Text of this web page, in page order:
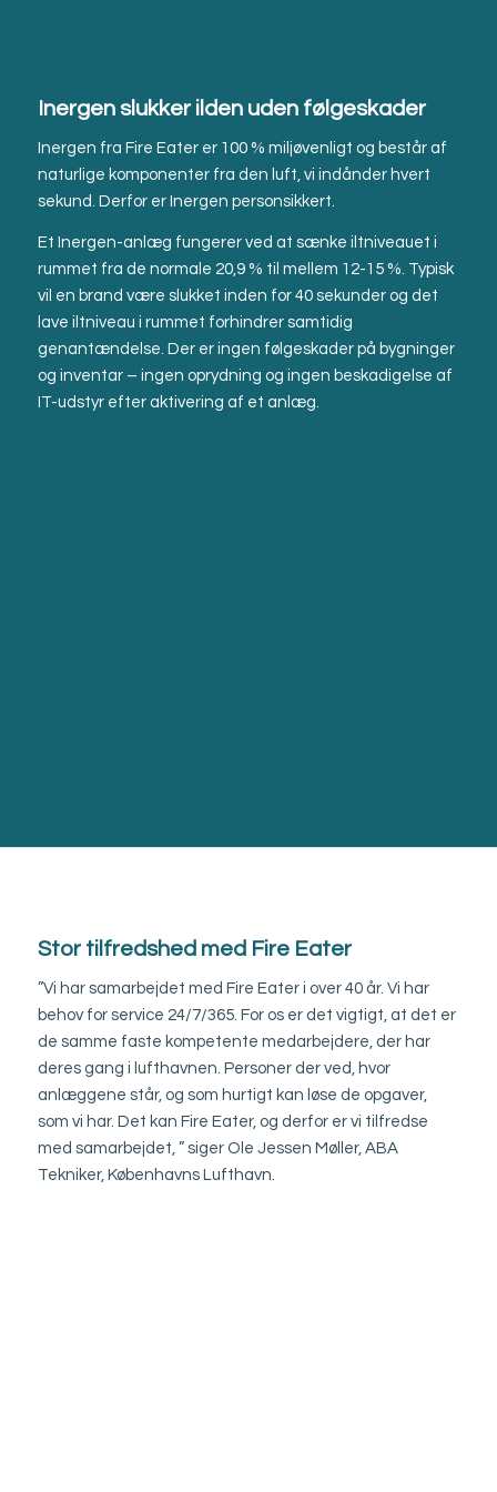
Inergen slukker ilden uden følgeskader
Inergen fra Fire Eater er 100 % miljøvenligt og består af
naturlige komponenter fra den luft, vi indånder hvert
sekund. Derfor er Inergen personsikkert.
Et Inergen-anlæg fungerer ved at sænke iltniveauet i
rummet fra de normale 20,9 % til mellem 12-15 %. Typisk
vil en brand være slukket inden for 40 sekunder og det
lave iltniveau i rummet forhindrer samtidig
genantændelse. Der er ingen følgeskader på bygninger
og inventar – ingen oprydning og ingen beskadigelse af
IT-udstyr efter aktivering af et anlæg.
Stor tilfredshed med Fire Eater
”Vi har samarbejdet med Fire Eater i over 40 år. Vi har
behov for service 24/7/365. For os er det vigtigt, at det er
de samme faste kompetente medarbejdere, der har
deres gang i lufthavnen. Personer der ved, hvor
anlæggene står, og som hurtigt kan løse de opgaver,
som vi har. Det kan Fire Eater, og derfor er vi tilfredse
med samarbejdet, ” siger Ole Jessen Møller, ABA
Tekniker, Københavns Lufthavn.